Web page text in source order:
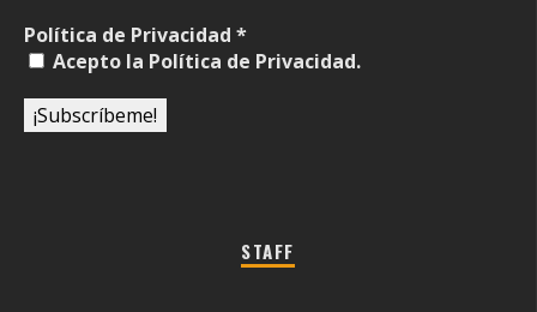
Política de Privacidad *
Acepto la Política de Privacidad.
STAFF